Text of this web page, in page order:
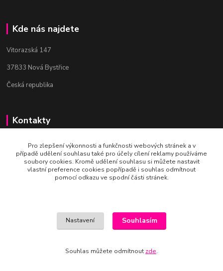
Kde nás najdete
Vitorazská 147
37833 Nová Bystřice
Česká republika
Kontakty
Bc. Věra Pospíchalová
+420 608 223 558
(Po-Ne, 10-19 hod.)
art-mania@email.cz
Vytvořeno na Eshop-rychle.cz
Pro zlepšení výkonnosti a funkčnosti webových stránek a v
případě udělení souhlasu také pro účely cílení reklamy používáme
soubory cookies. Kromě udělení souhlasu si můžete nastavit
vlastní preference cookies popřípadě i souhlas odmítnout
pomocí odkazu ve spodní části stránek.
Nastavení Souhlasím
Souhlas můžete odmítnout zde.